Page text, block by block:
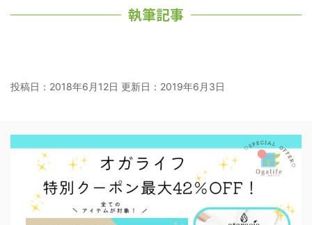
執筆記事
投稿日：2018年6月12日 更新日： 2019年6月3日